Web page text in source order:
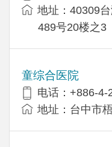
地址：40309
489号20楼之3
童综合医院
电话：+886-4-
地址：台中市